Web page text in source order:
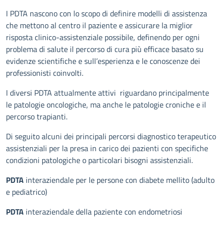
I PDTA nascono con lo scopo di definire modelli di assistenza
che mettono al centro il paziente e assicurare la miglior
risposta clinico-assistenziale possibile, definendo per ogni
problema di salute il percorso di cura più efficace basato su
evidenze scientifiche e sull’esperienza e le conoscenze dei
professionisti coinvolti.
I diversi PDTA attualmente attivi riguardano principalmente
le patologie oncologiche, ma anche le patologie croniche e il
percorso trapianti.
Di seguito alcuni dei principali percorsi diagnostico terapeutico
assistenziali per la presa in carico dei pazienti con specifiche
condizioni patologiche o particolari bisogni assistenziali.
PDTA interaziendale per le persone con diabete mellito (adulto
e pediatrico)
PDTA interaziendale della paziente con endometriosi